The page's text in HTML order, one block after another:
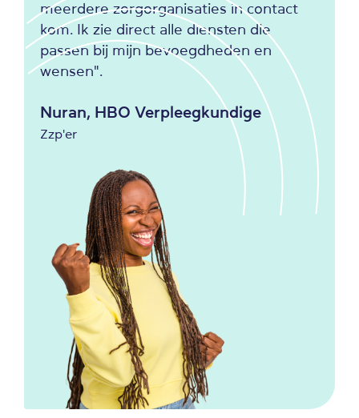
meerdere zorgorganisaties in contact
kom. Ik zie direct alle diensten die
passen bij mijn bevoegdheden en
wensen".
Nuran, HBO Verpleegkundige
Zzp'er